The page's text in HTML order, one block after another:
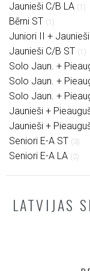
Jaunieši C/B LA (1)
Bērni ST (1)
Juniori II +
Jaunieši C/B ST (1)
Solo Jaun. +
Solo Jaun. +
Solo Jaun. +
Jaunieši +
Jaunieši +
Seniori E-A ST (3)
Seniori E-A LA (2)
LATVIJAS